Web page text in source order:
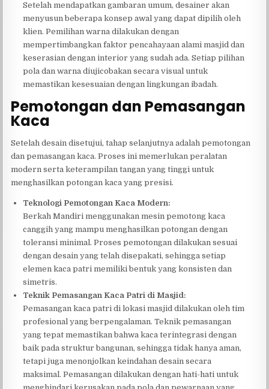
Setelah mendapatkan gambaran umum, desainer akan
menyusun beberapa konsep awal yang dapat dipilih oleh
klien. Pemilihan warna dilakukan dengan
mempertimbangkan faktor pencahayaan alami masjid dan
keserasian dengan interior yang sudah ada. Setiap pilihan
pola dan warna diujicobakan secara visual untuk
memastikan kesesuaian dengan lingkungan ibadah.
Pemotongan dan Pemasangan
Kaca
Setelah desain disetujui, tahap selanjutnya adalah pemotongan
dan pemasangan kaca. Proses ini memerlukan peralatan
modern serta keterampilan tangan yang tinggi untuk
menghasilkan potongan kaca yang presisi.
Teknologi Pemotongan Kaca Modern:
Berkah Mandiri menggunakan mesin pemotong kaca
canggih yang mampu menghasilkan potongan dengan
toleransi minimal. Proses pemotongan dilakukan sesuai
dengan desain yang telah disepakati, sehingga setiap
elemen kaca patri memiliki bentuk yang konsisten dan
simetris.
Teknik Pemasangan Kaca Patri di Masjid:
Pemasangan kaca patri di lokasi masjid dilakukan oleh tim
profesional yang berpengalaman. Teknik pemasangan
yang tepat memastikan bahwa kaca terintegrasi dengan
baik pada struktur bangunan, sehingga tidak hanya aman,
tetapi juga menonjolkan keindahan desain secara
maksimal. Pemasangan dilakukan dengan hati-hati untuk